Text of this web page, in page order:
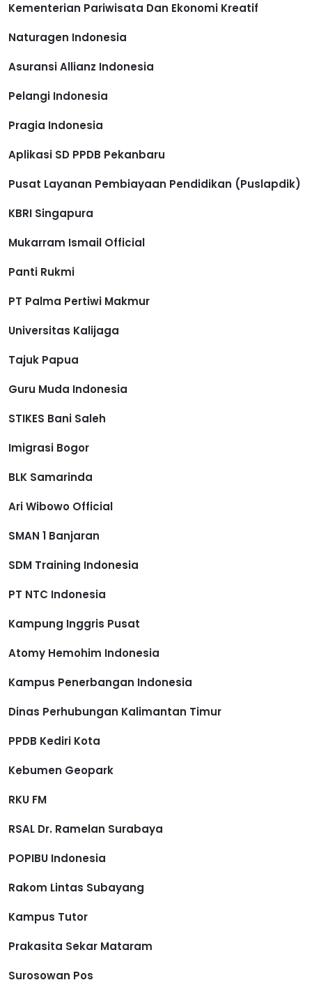
Kementerian Pariwisata Dan Ekonomi Kreatif
Naturagen Indonesia
Asuransi Allianz Indonesia
Pelangi Indonesia
Pragia Indonesia
Aplikasi SD PPDB Pekanbaru
Pusat Layanan Pembiayaan Pendidikan (Puslapdik)
KBRI Singapura
Mukarram Ismail Official
Panti Rukmi
PT Palma Pertiwi Makmur
Universitas Kalijaga
Tajuk Papua
Guru Muda Indonesia
STIKES Bani Saleh
Imigrasi Bogor
BLK Samarinda
Ari Wibowo Official
SMAN 1 Banjaran
SDM Training Indonesia
PT NTC Indonesia
Kampung Inggris Pusat
Atomy Hemohim Indonesia
Kampus Penerbangan Indonesia
Dinas Perhubungan Kalimantan Timur
PPDB Kediri Kota
Kebumen Geopark
RKU FM
RSAL Dr. Ramelan Surabaya
POPIBU Indonesia
Rakom Lintas Subayang
Kampus Tutor
Prakasita Sekar Mataram
Surosowan Pos